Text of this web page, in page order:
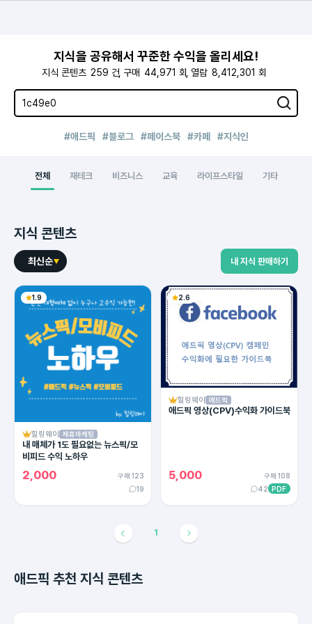
지식을 공유해서 꾸준한 수익을 올리세요!
지식 콘텐츠 259 건 구매 44,971 회 열람 8,412,301 회
#애드픽 #블로그 #페이스북 #카페 #지식인
전체 재테크 비즈니스 교육 라이프스타일 기타
지식 콘텐츠
최신순 내 지식 판매하기
1.9
힐링웨이 제휴마케팅
내 매체가 1도 필요없는 뉴스픽/모
비피드 수익 노하우
2,000
구매 123
19
2.6
힐링웨이 애드픽
애드픽 영상(CPV)수익화 가이드북
5,000
구매 108
42 PDF
1
애드픽 추천 지식 콘텐츠